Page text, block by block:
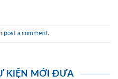
post a comment.
KIỆN MỚI ĐƯA